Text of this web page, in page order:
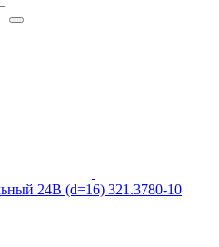
24В (d=16) 321.3780-10